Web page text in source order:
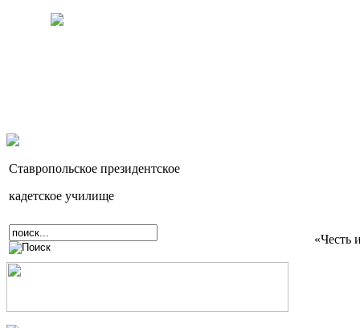
Ставропольское президентское
кадетское училище
«Честь